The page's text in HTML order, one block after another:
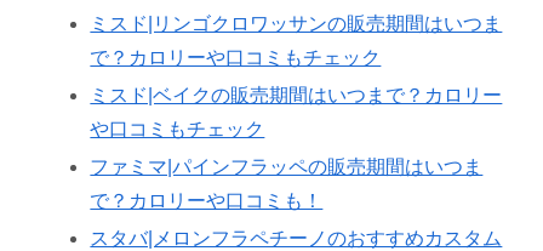
ミスド|リンゴクロワッサンの販売期間はいつま
で？カロリーや口コミもチェック
ミスド|ベイクの販売期間はいつまで？カロリー
や口コミもチェック
ファミマ|パインフラッペの販売期間はいつま
で？カロリーや口コミも！
スタバ|メロンフラペチーノのおすすめカスタム